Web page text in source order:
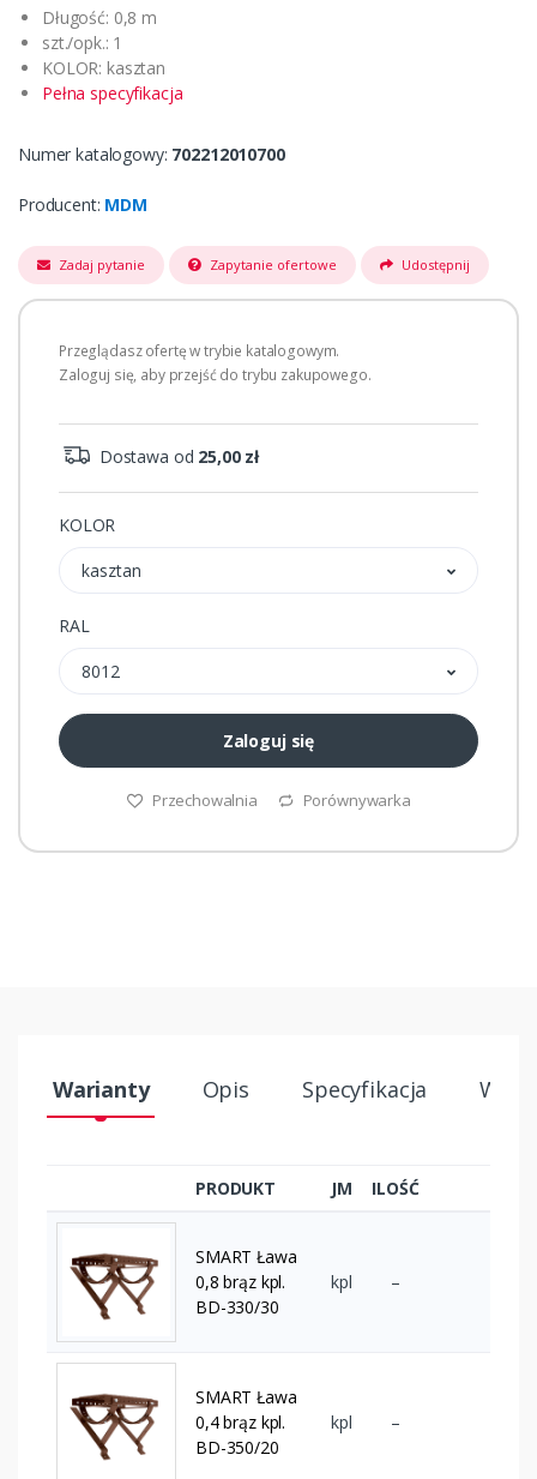
Długość: 0,8 m
szt./opk.: 1
KOLOR: kasztan
Pełna specyfikacja
Numer katalogowy: 702212010700
Producent: MDM
Zadaj pytanie Zapytanie ofertowe Udostępnij
Przeglądasz ofertę w trybie katalogowym.
Zaloguj się, aby przejść do trybu zakupowego.
Dostawa od 25,00 zł
KOLOR
kasztan
RAL
8012
Zaloguj się
Przechowalnia Porównywarka
Warianty Opis Specyfikacja
PRODUKT JM ILOŚĆ
SMART Ława
0,8 brąz kpl.
BD-330/30
kpl –
SMART Ława
0,4 brąz kpl.
BD-350/20
kpl –